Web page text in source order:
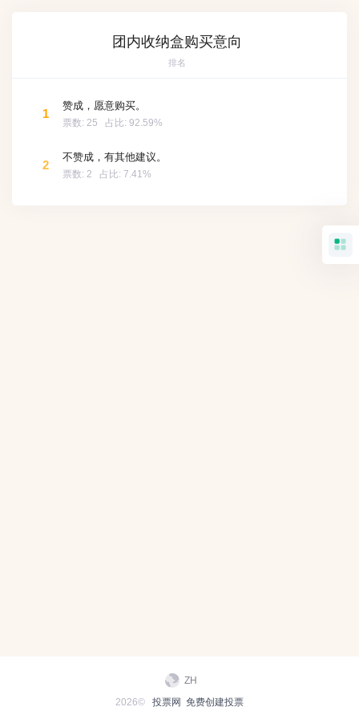
团内收纳盒购买意向
排名
1
赞成，愿意购买。
票数: 25 占比: 92.59%
2
不赞成，有其他建议。
票数: 2 占比: 7.41%
2026© 投票网 免费创建投票
ZH